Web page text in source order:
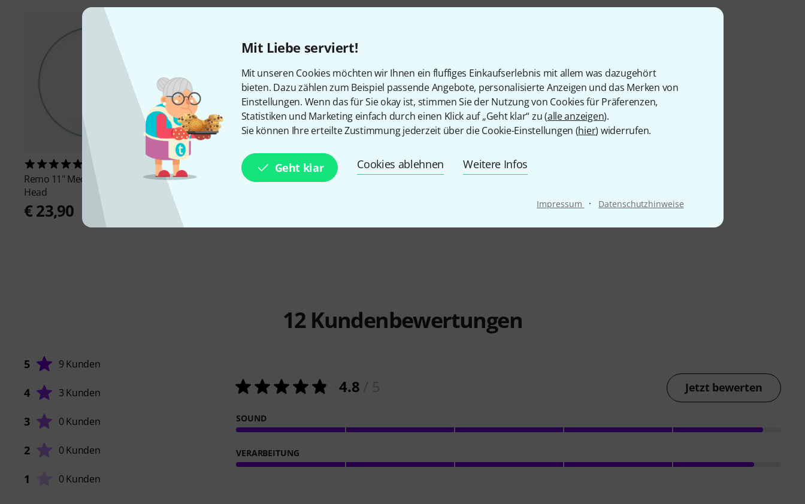
Mit Liebe serviert!
Mit unseren Cookies möchten wir Ihnen ein fluffiges Einkaufserlebnis mit allem was dazugehört
bieten. Dazu zählen zum Beispiel passende Angebote, personalisierte Anzeigen und das Merken von
Einstellungen. Wenn das für Sie okay ist, stimmen Sie der Nutzung von Cookies für Präferenzen,
Statistiken und Marketing einfach durch einen Klick auf „Geht klar“ zu (alle anzeigen).
Sie können Ihre erteilte Zustimmung jederzeit über die Cookie-Einstellungen (hier) widerrufen.
Geht klar Cookies ablehnen Weitere Infos
Impressum · Datenschutzhinweise
Remo 11" Medium Collar Banjo
Head
€ 23,90
6
Remo
11" Low Collar Banjo Head
22
Remo11" Fiberskyn High Collar
Remo11" High Collar Banjo
€ 23,90
12Kundenbewertungen
5 9 Kunden
4 3 Kunden
3 0 Kunden
2 0 Kunden
1 0 Kunden
4.8 Jetzt bewerten
SOUND
VERARBEITUNG